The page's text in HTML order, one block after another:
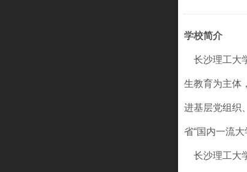
学校简介
长沙理工大
生教育为主体
进基层党组织
省“国内一流
长沙理工大